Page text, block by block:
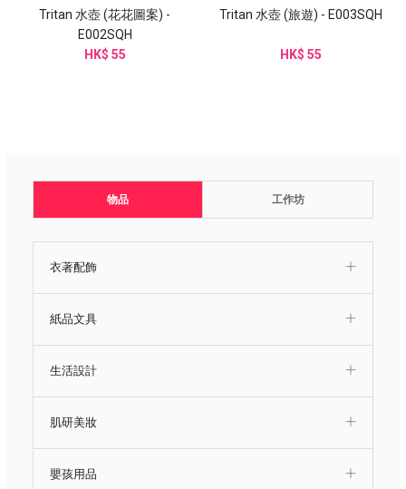
物品 工作坊
衣著配飾
紙品文具
生活設計
肌研美妝
嬰孩用品
Tritan 水壺 (花花圖案) -
E002SQH
HK$ 55
Tritan 水壺 (旅遊) - E003SQH
HK$ 55